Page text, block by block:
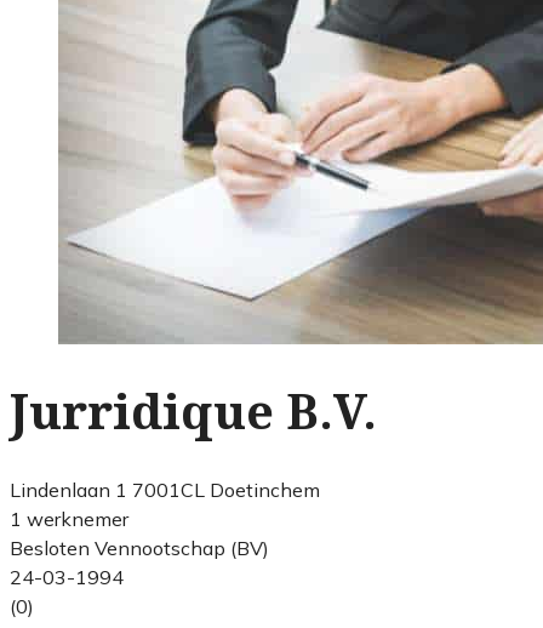
Jurridique B.V.
Lindenlaan 1 7001CL Doetinchem
1 werknemer
Besloten Vennootschap (BV)
24-03-1994
(0)